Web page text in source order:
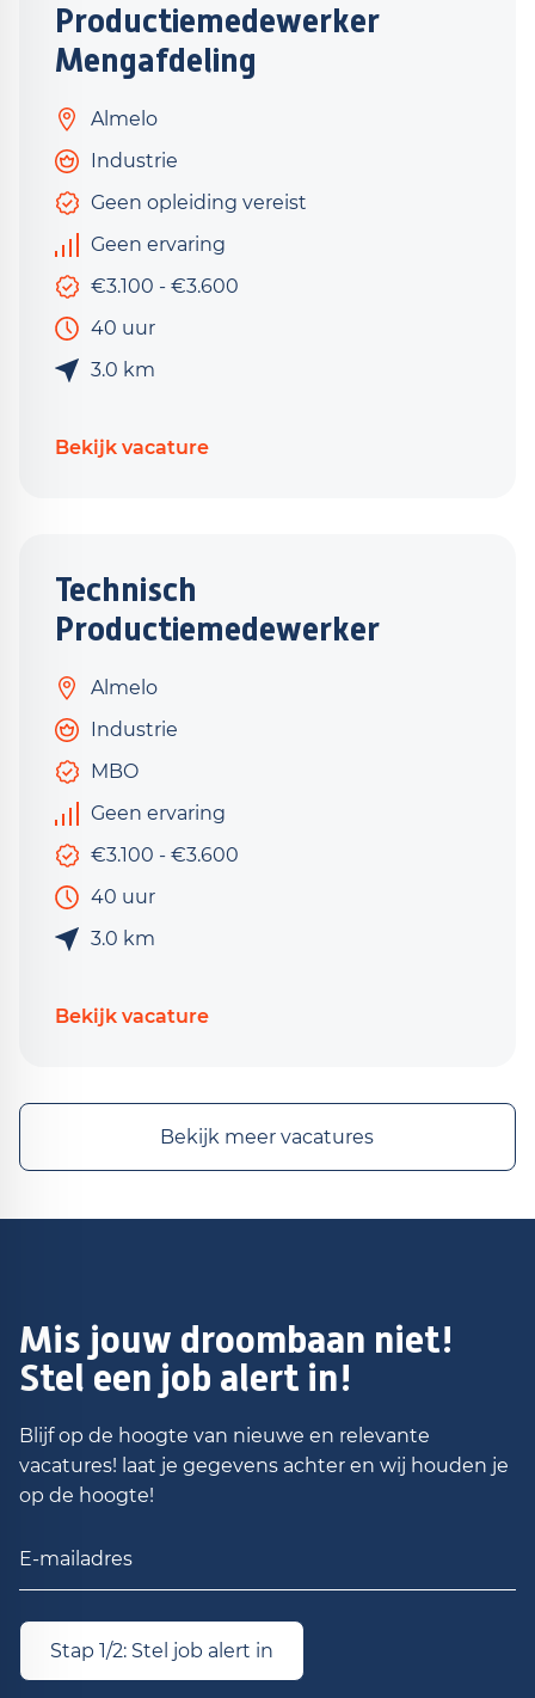
Productiemedewerker
Mengafdeling
Almelo
Industrie
Geen opleiding vereist
Geen ervaring
€3.100 - €3.600
40 uur
3.0 km
Bekijk vacature
Technisch
Productiemedewerker
Almelo
Industrie
MBO
Geen ervaring
€3.100 - €3.600
40 uur
3.0 km
Bekijk vacature
Bekijk meer vacatures
Mis jouw droombaan niet!
Stel een job alert in!
Blijf op de hoogte van nieuwe en relevante
vacatures! laat je gegevens achter en wij houden je
op de hoogte!
Stap 1/2: Stel job alert in